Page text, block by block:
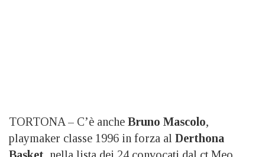
TORTONA – C’è anche Bruno Mascolo,
playmaker classe 1996 in forza al Derthona